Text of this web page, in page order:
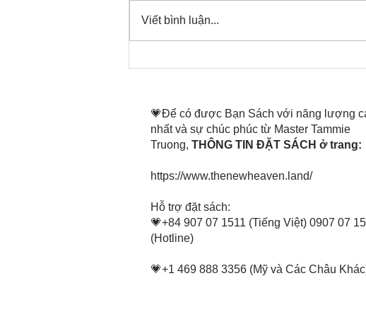
Viết bình luận...
💗Để có được Bạn Sách với năng lượng
nhất và sự chúc phúc từ Master Tammie
Truong, THÔNG TIN ĐẶT SÁCH ở trang:
https://www.thenewheaven.land/
​Hỗ trợ đặt sách:
💗+84 907 07 1511 (Tiếng Việt) 0907 07
(Hotline)
💗+1 469 888 3356 (Mỹ và Các Châu